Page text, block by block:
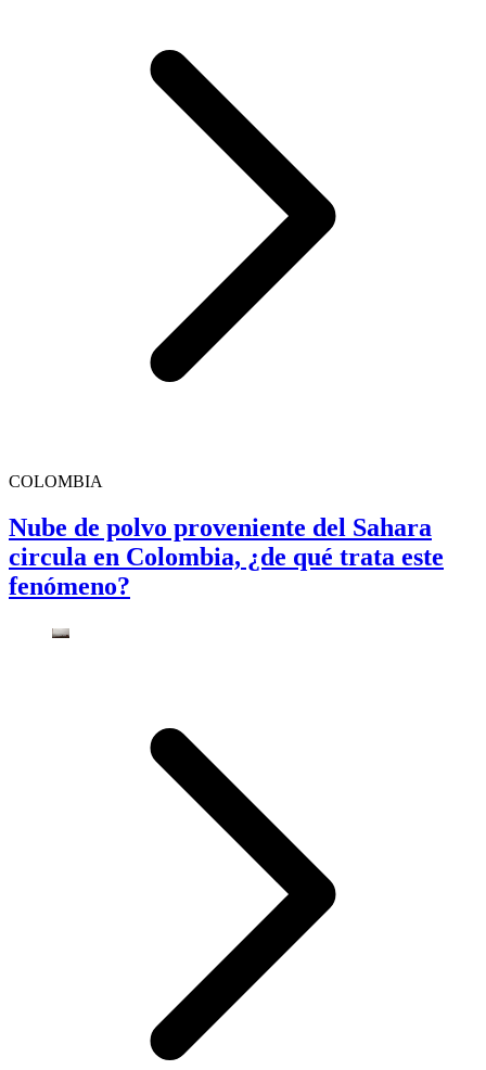
COLOMBIA
Nube de polvo proveniente del Sahara
circula en Colombia, ¿de qué trata este
fenómeno?